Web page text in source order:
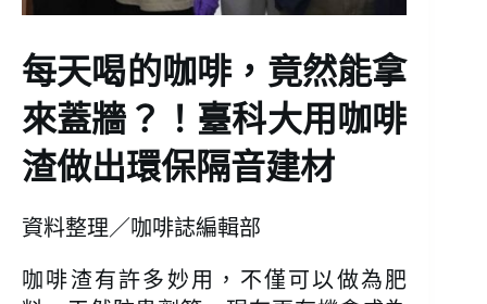
每天喝的咖啡，竟然能拿
來蓋牆？！臺科大用咖啡
渣做出環保隔音建材
資料整理／咖啡誌編輯部
咖啡渣有許多妙用，不僅可以做為肥